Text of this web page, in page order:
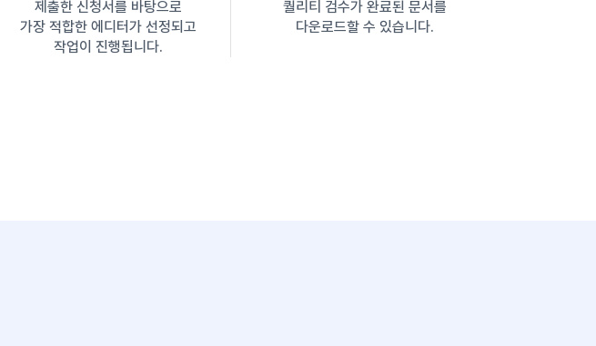
제출한 신청서를 바탕으로
가장 적합한 에디터가 선정되고
작업이 진행됩니다.
퀄리티 검수가 완료된 문서를
다운로드할 수 있습니다.